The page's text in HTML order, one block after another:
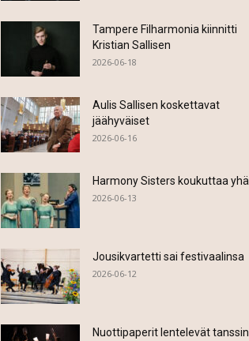
Tampere Filharmonia kiinnitti
Kristian Sallisen
2026-06-18
Aulis Sallisen koskettavat
jäähyväiset
2026-06-16
Harmony Sisters koukuttaa yhä
2026-06-13
Jousikvartetti sai festivaalinsa
2026-06-12
Nuottipaperit lentelevät tanssin